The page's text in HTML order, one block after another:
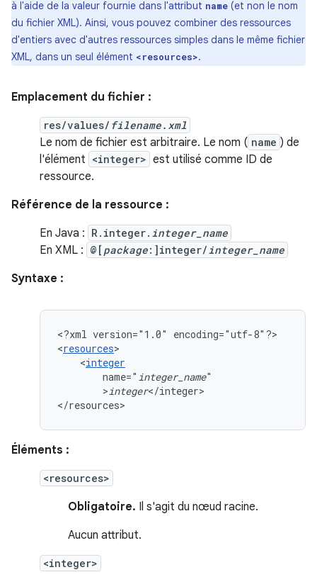
à l'aide de la valeur fournie dans l'attribut name (et non le nom
du fichier XML). Ainsi, vous pouvez combiner des ressources
d'entiers avec d'autres ressources simples dans le même fichier
XML, dans un seul élément <resources>.
Emplacement du fichier :
res/values/ filename.xml
Le nom de fichier est arbitraire. Le nom ( name ) de
l'élément <integer> est utilisé comme ID de
ressource.
Référence de la ressource :
En Java : R.integer. integer_name
En XML : @[ package:]integer/integer_name
Syntaxe :
<?xml version="1.0"
encoding="utf-8"?>
<resources
<integer
name=" integer_name
>integer</integer>
</resources>
Éléments :
<resources>
Obligatoire. Il s'agit du nœud racine.
Aucun attribut.
<integer>